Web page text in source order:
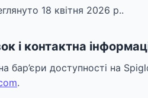
18 квітня 2026 р..
і контактна
бар’єри доступності на
.